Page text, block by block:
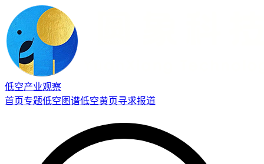
低空产业观察
首页专题低空图谱低空黄页寻求报道